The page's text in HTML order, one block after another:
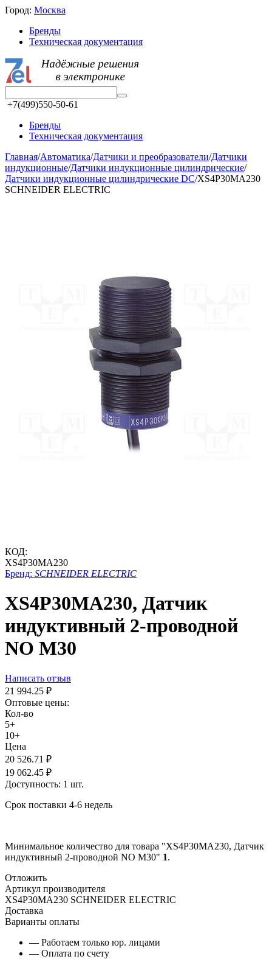
Город: Москва
Бренды
Техническая документация
+7(499)550-50-61
Бренды
Техническая документация
Главная/Автоматика/Датчики и преобразователи/Датчики
индукционные/Датчики индукционные цилиндрические/
Датчики индукционные цилиндрические DC/XS4P30MA230
SCHNEIDER ELECTRIC
КОД:
XS4P30MA230
Бренд: SCHNEIDER ELECTRIC
XS4P30MA230, Датчик
индуктивный 2-проводной
NO M30
Написать отзыв
21 994.25 ₽
Оптовые цены:
Кол-во
5+
10+
Цена
20 526.71 ₽
19 062.45 ₽
Доступность: 1 шт.
Срок поставки 4-6 недель
Минимальное количество для товара "XS4P30MA230, Датчик
индуктивный 2-проводной NO M30" 1.
Отложить
Артикул производителя
XS4P30MA230 SCHNEIDER ELECTRIC
Доставка
Варианты оплаты
— Работаем только юр. лицами
— Оплата по счету